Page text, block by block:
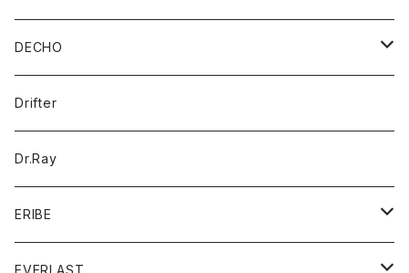
Tシャツ
パーカー
カードケース
バッグ
アウター
コート
ジャケット
アクセサリー
バッグ
キッズ
シャツ
Tシャツ
グッズ
帽子
トップス
DECHO
帽子
Drifter
Dr.Ray
ERIBE
ニット
EVERLAST